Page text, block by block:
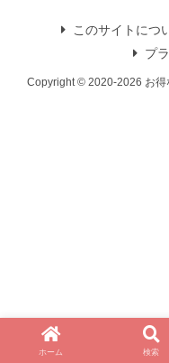
このサイトにつ
プ
Copyright © 2020-2026 お得
ホーム 検索